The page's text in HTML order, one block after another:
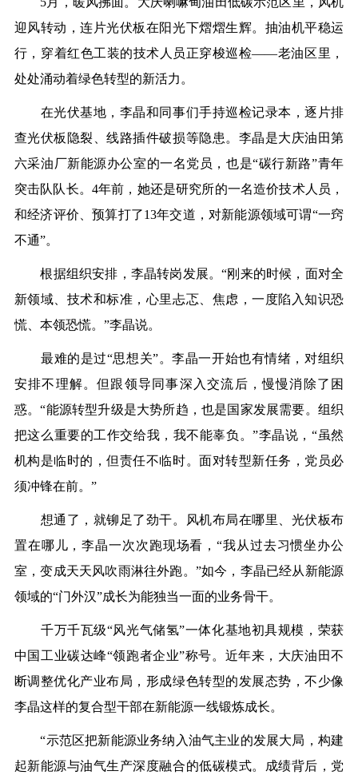
迎风转动，连片光伏板在阳光下熠熠生辉。抽油机平稳运
行，穿着红色工装的技术人员正穿梭巡检——老油区里，
处处涌动着绿色转型的新活力。
在光伏基地，李晶和同事们手持巡检记录本，逐片排
查光伏板隐裂、线路插件破损等隐患。李晶是大庆油田第
六采油厂新能源办公室的一名党员，也是“碳行新路”青年
突击队队长。4年前，她还是研究所的一名造价技术人员，
和经济评价、预算打了13年交道，对新能源领域可谓“一窍
不通”。
根据组织安排，李晶转岗发展。“刚来的时候，面对全
新领域、技术和标准，心里忐忑、焦虑，一度陷入知识恐
慌、本领恐慌。”李晶说。
最难的是过“思想关”。李晶一开始也有情绪，对组织
安排不理解。但跟领导同事深入交流后，慢慢消除了困
惑。“能源转型升级是大势所趋，也是国家发展需要。组织
把这么重要的工作交给我，我不能辜负。”李晶说，“虽然
机构是临时的，但责任不临时。面对转型新任务，党员必
须冲锋在前。”
想通了，就铆足了劲干。风机布局在哪里、光伏板布
置在哪儿，李晶一次次跑现场看，“我从过去习惯坐办公
室，变成天天风吹雨淋往外跑。”如今，李晶已经从新能源
领域的“门外汉”成长为能独当一面的业务骨干。
千万千瓦级“风光气储氢”一体化基地初具规模，荣获
中国工业碳达峰“领跑者企业”称号。近年来，大庆油田不
断调整优化产业布局，形成绿色转型的发展态势，不少像
李晶这样的复合型干部在新能源一线锻炼成长。
“示范区把新能源业务纳入油气主业的发展大局，构建
起新能源与油气生产深度融合的低碳模式。成绩背后，党